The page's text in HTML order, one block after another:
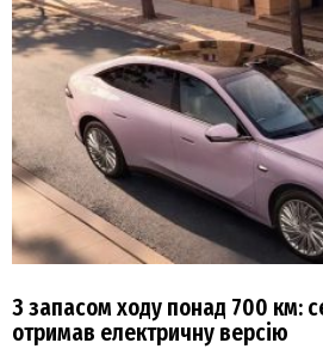
З запасом ходу понад 700 км:
отримав електричну версію